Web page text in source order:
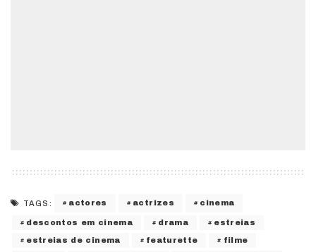
TAGS: actores actrizes cinema
descontos em cinema drama estreias
estreias de cinema featurette filme